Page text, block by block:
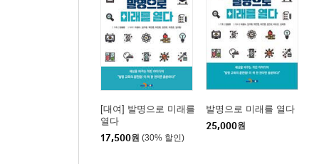
[대여] 발명으로 미래를
열다
17,500원 (30% 할인)
발명으로 미래를 열다
25,000원